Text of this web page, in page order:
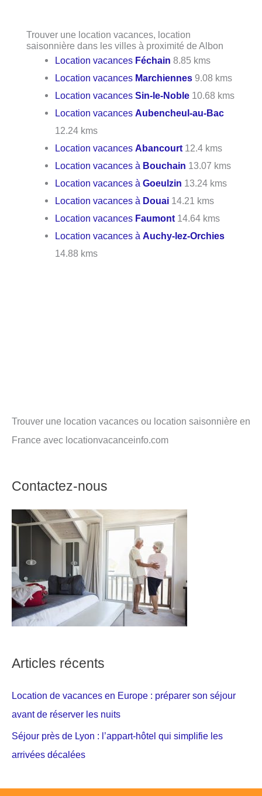
Trouver une location vacances, location
saisonnière dans les villes à proximité de Albon
Location vacances Féchain 8.85 kms
Location vacances Marchiennes 9.08 kms
Location vacancesSin-le-Noble 10.68 kms
Location vacances Aubencheul-au-Bac
12.24 kms
Location vacances Abancourt 12.4 kms
Location vacances à Bouchain 13.07 kms
Location vacances àGoeulzin 13.24 kms
Location vacances à Douai 14.21 kms
Location vacances Faumont 14.64 kms
Location vacances à Auchy-lez-Orchies
14.88 kms
Trouver une location vacances ou location saisonnière en
France avec locationvacanceinfo.com
Contactez-nous
Articles récents
Location de vacances en Europe : préparer son séjour
avant de réserver les nuits
Séjour près de Lyon : l’appart-hôtel qui simplifie les
arrivées décalées